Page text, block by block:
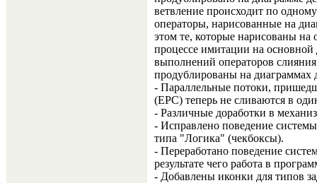
ветвление происходит по
операторы, нарисованные на
этом те, которые нарисованы на
процессе имитации на основной
выполнений операторов
продублированы на диаграммах
- Параллельные потоки,
(EPC) теперь не сливаются в
- Различные доработки в
- Исправлено поведение
типа "Логика" (чекбоксы).
- Переработано поведение
результате чего работа в
- Добавлены иконки для типов